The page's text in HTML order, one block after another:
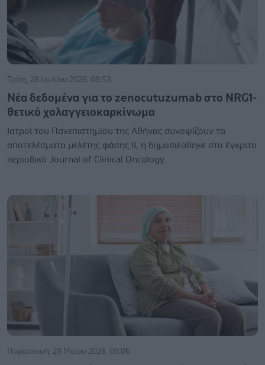
Τρίτη, 28 Ιουλίου 2026, 08:53
Νέα δεδομένα για το zenocutuzumab στο NRG1-
θετικό χολαγγειοκαρκίνωμα
Ιατροί του Πανεπιστημίου της Αθήνας συνοψίζουν τα
αποτελέσματα μελέτης φάσης ΙΙ, η δημοσιεύθηκε στο έγκριτο
περιοδικό Journal of Clinical Oncology.
Παρασκευή, 29 Μαΐου 2026, 09:06